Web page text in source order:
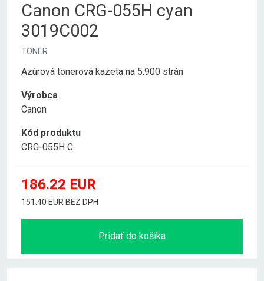
Canon CRG-055H cyan
3019C002
TONER
Azúrová tonerová kazeta na 5.900 strán
Výrobca
Canon
Kód produktu
CRG-055H C
186.22 EUR
151.40 EUR BEZ DPH
Pridať do košíka